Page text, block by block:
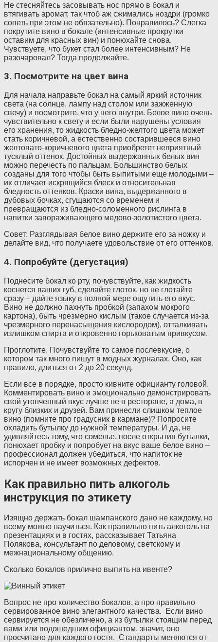
Не стесняйтесь засовывать нос прямо в бокал и
втягивать аромат, так чтоб аж сжимались ноздри (громко
сопеть при этом не обязательно). Понравилось? Слегка
покрутите вино в бокале (интенсивные прокрутки
оставим для красных вин) и понюхайте снова.
Чувствуете, что букет стал более интенсивным? Не
разочаровал? Тогда продолжайте.
3. Посмотрите на цвет вина
Для начала направьте бокал на самый яркий источник
света (на солнце, лампу над столом или зажженную
свечу) и посмотрите, что у него внутри. Белое вино очень
чувствительно к свету и если были нарушены условия
его хранения, то жидкость бледно-желтого цвета может
стать коричневой, а естественно состарившееся вино
желтовато-коричневого цвета приобретет неприятный
тусклый оттенок. Достойных выдержанных белых вин
можно перечесть по пальцам. Большинство белых
созданы для того чтобы быть выпитыми еще молодыми –
их отличает искрящийся блеск и относительная
бледность оттенков. Краски вина, выдержанного в
дубовых бочках, сгущаются со временем и
превращаются из бледно-соломенного рислинга в
напитки завораживающего медово-золотистого цвета.
Совет: Разглядывая белое вино держите его за ножку и
делайте вид, что получаете удовольствие от его оттенков.
4. Попробуйте (дегустация)
Поднесите бокал ко рту, почувствуйте, как жидкость
коснется ваших губ, сделайте глоток, но не глотайте
сразу – дайте языку в полной мере ощутить его вкус.
Вино не должно пахнуть пробкой (запахом мокрого
картона), быть чрезмерно кислым (такое случается из-за
чрезмерного перенасыщения кислородом), отталкивать
излишком спирта и откровенно горьковатым привкусом.
Проглотите. Почувствуйте то самое послевкусие, о
котором так много пишут в модных журналах. Оно, как
правило, длиться от 2 до 20 секунд.
Если все в порядке, просто кивните официанту головой.
Комментировать вино и эмоционально демонстрировать
свой утонченный вкус лучше не в ресторане, а дома, в
кругу близких и друзей. Вам принесли слишком теплое
вино (помните про градусник в кармане)? Попросите
охладить бутылку до нужной температуры. И да, не
удивляйтесь тому, что сомелье, после открытия бутылки,
понюхает пробку и попробует на вкус ваше белое вино –
профессионал должен убедиться, что напиток не
испорчен и не имеет возможных дефектов.
Как правильно пить алкоголь
инструкция по этикету
Изящно держать бокал шампанского дано не каждому, но
всему можно научиться. Как правильно пить алкоголь на
презентациях и в гостях, рассказывает Татьяна
Полякова, консультант по деловому, светскому и
межнациональному общению.
Сколько бокалов прилично выпить на ивенте?
Вопрос не про количество бокалов, а про правильно
сервированное вино элегантного качества. Если вино
сервируется не обезличено, а из бутылки стоящим перед
вами или подошедшим официантом, значит, оно
просчитано для каждого гостя. Стандарты меняются от